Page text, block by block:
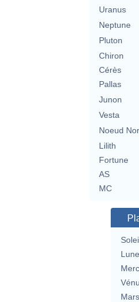
Uranus
Neptune
Pluton
Chiron
Cérès
Pallas
Junon
Vesta
Noeud
Lilith
Fortune
AS
MC
Lune
Mars